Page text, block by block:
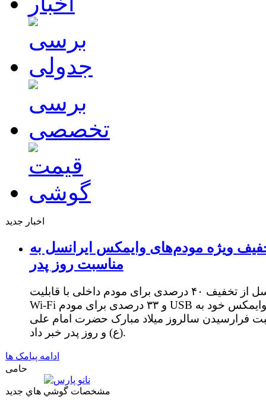
اخبار جدید
ویژه مودم‌های وایمکس ایرانسل به
مناسبت روز پدر
ایرانسل از تخفیف ۴۰ درصدی برای مودم داخلی با قابلیت
Wi-Fi و ۳۳ درصدی برای مودم USB وایمکس خود به
فرارسیدن سالروز میلاد مبارک حضرت امام علی
(ع) و روز پدر خبر داد.
ادامه پیامک ها
حامی
مشخصات گوشي هاي جديد